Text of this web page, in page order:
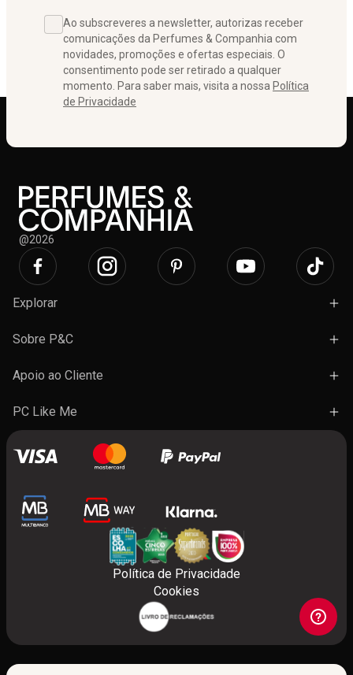
Ao subscreveres a newsletter, autorizas receber
comunicações da Perfumes & Companhia com
novidades, promoções e ofertas especiais. O
consentimento pode ser retirado a qualquer
momento. Para saber mais, visita a nossa Política
de Privacidade
@2026
Explorar
Campanhas
Presentes
Sobre P&C
Lojas e Ações
Apoio ao Cliente
Termos e Condições Gerais de Venda
FAQ's
Contactos
PC Like Me
A minha conta
Benefícios do programa
Política de Privacidade
Cookies